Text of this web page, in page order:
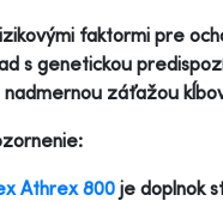
faktormi pre
s genetickou
nadmernou záťažou
Athrex 800 je doplnok